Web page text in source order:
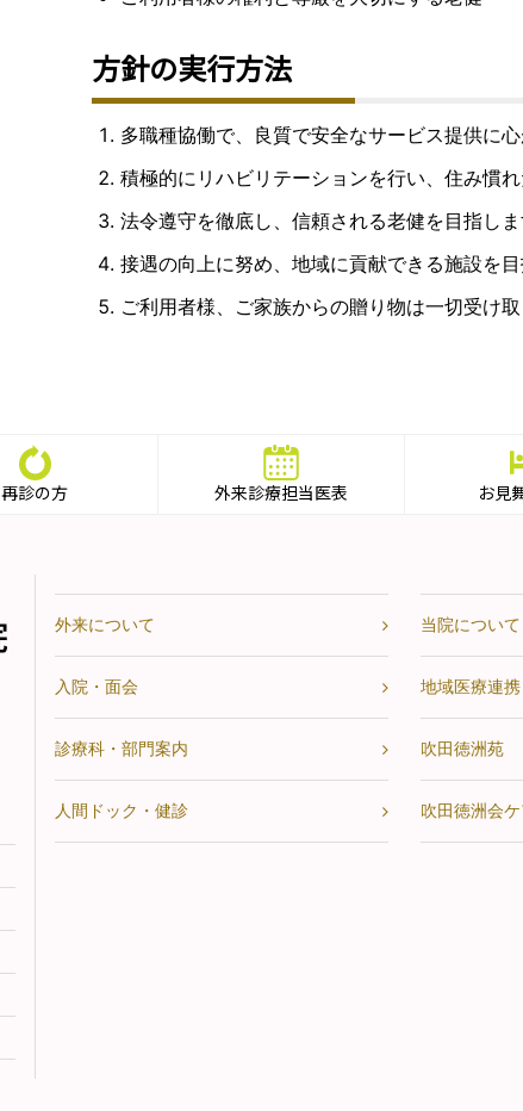
方針の実行方法
多職種協働で、良質で安全なサービス提供に
積極的にリハビリテーションを行い、住み慣
法令遵守を徹底し、信頼される老健を目指しま
接遇の向上に努め、地域に貢献できる施設を目
ご利用者様、ご家族からの贈り物は一切受け取
再診の方 外来診療担当医表 お見
外来について
入院・面会
診療科・部門案内
人間ドック・健診
当院について
地域医療連携
吹田徳洲苑
吹田徳洲会